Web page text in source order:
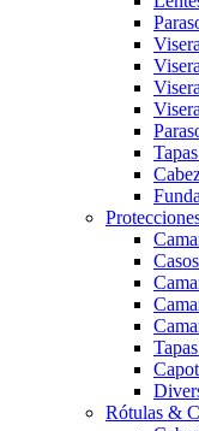
Rótulas &